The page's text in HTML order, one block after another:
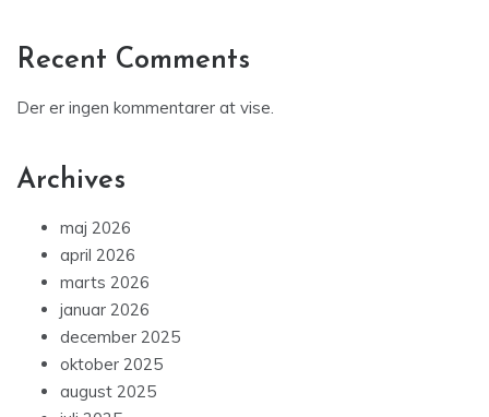
Recent Comments
Der er ingen kommentarer at vise.
Archives
maj 2026
april 2026
marts 2026
januar 2026
december 2025
oktober 2025
august 2025